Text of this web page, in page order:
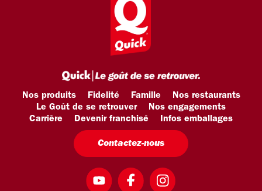
Nos produits Fidelité Famille
Nos restaurants
Le Goût de se retrouver
Nos engagements
Carrière
Devenir franchisé Infos emballages
Contactez-nous